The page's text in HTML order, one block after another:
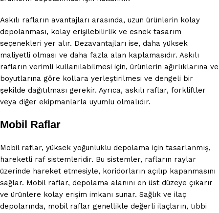
Askılı rafların avantajları arasında, uzun ürünlerin kolay
depolanması, kolay erişilebilirlik ve esnek tasarım
seçenekleri yer alır. Dezavantajları ise, daha yüksek
maliyetli olması ve daha fazla alan kaplamasıdır. Askılı
rafların verimli kullanılabilmesi için, ürünlerin ağırlıklarına ve
boyutlarına göre kollara yerleştirilmesi ve dengeli bir
şekilde dağıtılması gerekir. Ayrıca, askılı raflar, forkliftler
veya diğer ekipmanlarla uyumlu olmalıdır.
Mobil Raflar
Mobil raflar, yüksek yoğunluklu depolama için tasarlanmış,
hareketli raf sistemleridir. Bu sistemler, rafların raylar
üzerinde hareket etmesiyle, koridorların açılıp kapanmasını
sağlar. Mobil raflar, depolama alanını en üst düzeye çıkarır
ve ürünlere kolay erişim imkanı sunar. Sağlık ve ilaç
depolarında, mobil raflar genellikle değerli ilaçların, tıbbi